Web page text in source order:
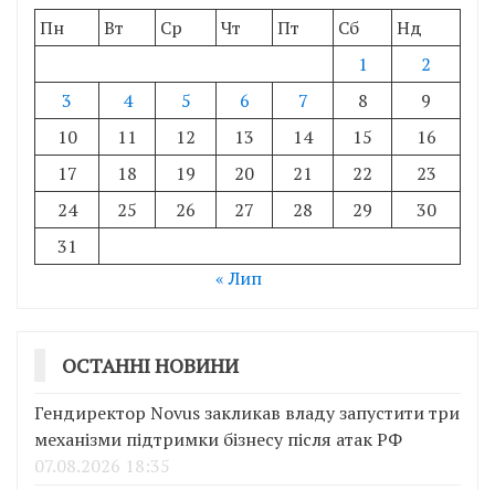
Пн
Вт Ср Чт Пт Сб
Нд
1
2
3
4 5 6 7 8
9
10
11 12 13 14 15
16
17
18 19 20 21 22
23
24
25 26 27 28 29
30
31
« Лип
ОСТАННІ НОВИНИ
Гендиректор Novus закликав владу запустити три
механізми підтримки бізнесу після атак РФ
07.08.2026 18:35